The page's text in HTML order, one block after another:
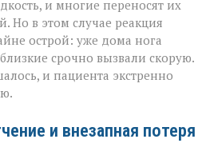
и многие переносят их
Но в этом случае реакция
острой: уже дома нога
срочно вызвали скорую.
и пациента экстренно
и внезапная потеря